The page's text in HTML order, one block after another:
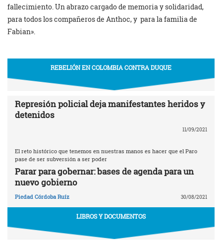
fallecimiento. Un abrazo cargado de memoria y solidaridad,
para todos los compañeros de Anthoc, y para la familia de
Fabian».
REBELIÓN EN COLOMBIA CONTRA DUQUE
Represión policial deja manifestantes heridos y
detenidos
11/09/2021
El reto histórico que tenemos en nuestras manos es hacer que el Paro
pase de ser subversión a ser poder
Parar para gobernar: bases de agenda para un
nuevo gobierno
Piedad Córdoba Ruíz 30/08/2021
LIBROS Y DOCUMENTOS